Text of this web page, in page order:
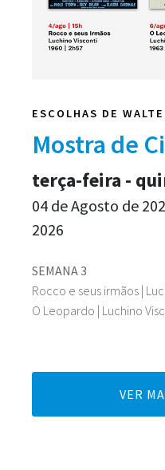
ESCOLHAS DE
Mostra de
SEMANA 3
Rocco e seus irmãos |
O Leopardo | Luchino
terça-feira -
04 de Agosto de
2026
VER